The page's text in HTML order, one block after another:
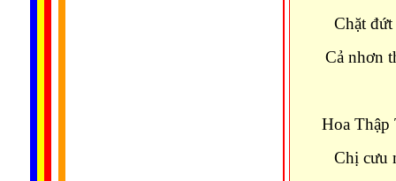
Chặt
Cả nhơn
Hoa Thập
Chị cưu